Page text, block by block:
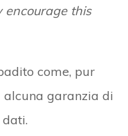
encourage this
come, pur
alcuna garanzia di